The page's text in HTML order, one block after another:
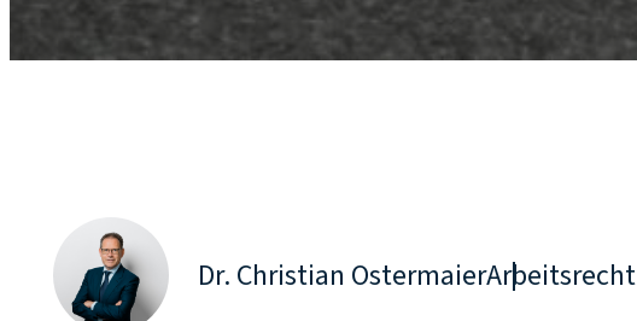
Dr. Christian OstermaierArbeitsrecht